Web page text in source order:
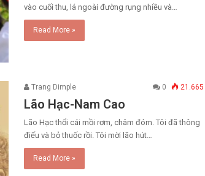
vào cuối thu, lá ngoài đường rụng nhiều và…
Read More »
Trang Dimple 0 21.665
Lão Hạc-Nam Cao
Lão Hạc thổi cái mồi rơm, châm đóm. Tôi đã thông
điếu và bỏ thuốc rồi. Tôi mời lão hút…
Read More »